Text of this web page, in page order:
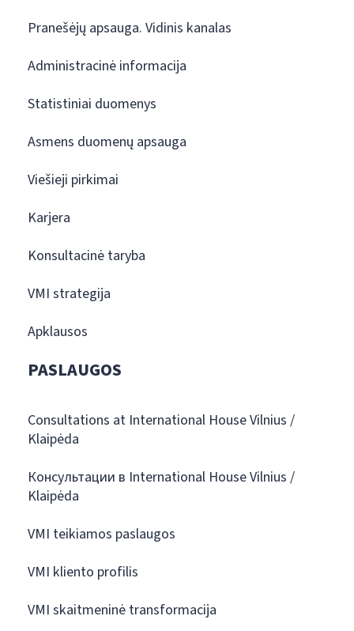
Pranešėjų apsauga. Vidinis kanalas
Administracinė informacija
Statistiniai duomenys
Asmens duomenų apsauga
Viešieji pirkimai
Karjera
Konsultacinė taryba
VMI strategija
Apklausos
PASLAUGOS
Consultations at International House Vilnius /
Klaipėda
Консультации в International House Vilnius /
Klaipėda
VMI teikiamos paslaugos
VMI kliento profilis
VMI skaitmeninė transformacija